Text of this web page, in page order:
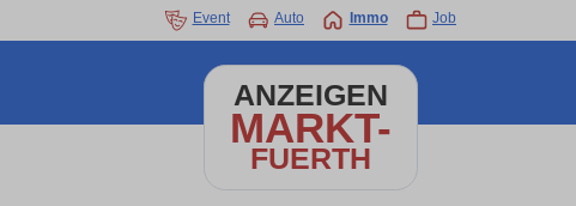
Event Auto Immo Job
ANZEIGEN
MARKT-
FUERTH